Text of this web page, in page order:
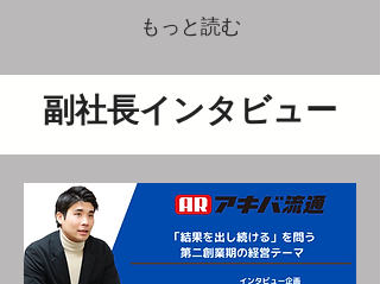
もっと読む
副社長インタビュー